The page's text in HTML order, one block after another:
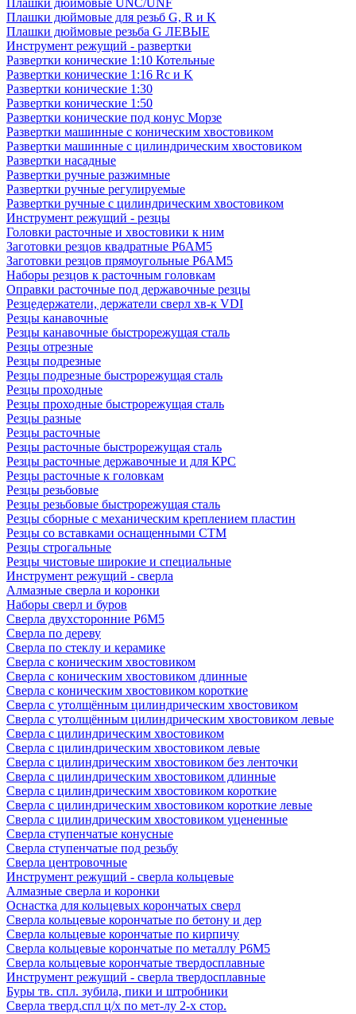
Плашки дюймовые UNC/UNF
Плашки дюймовые для резьб G, R и K
Плашки дюймовые резьба G ЛЕВЫЕ
Инструмент режущий - развертки
Развертки конические 1:10 Котельные
Развертки конические 1:16 Rc и K
Развертки конические 1:30
Развертки конические 1:50
Развертки конические под конус Морзе
Развертки машинные с коническим хвостовиком
Развертки машинные с цилиндрическим хвостовиком
Развертки насадные
Развертки ручные разжимные
Развертки ручные регулируемые
Развертки ручные с цилиндрическим хвостовиком
Инструмент режущий - резцы
Головки расточные и хвостовики к ним
Заготовки резцов квадратные Р6АМ5
Заготовки резцов прямоугольные Р6АМ5
Наборы резцов к расточным головкам
Оправки расточные под державочные резцы
Резцедержатели, держатели сверл хв-к VDI
Резцы канавочные
Резцы канавочные быстрорежущая сталь
Резцы отрезные
Резцы подрезные
Резцы подрезные быстрорежущая сталь
Резцы проходные
Резцы проходные быстрорежущая сталь
Резцы разные
Резцы расточные
Резцы расточные быстрорежущая сталь
Резцы расточные державочные и для КРС
Резцы расточные к головкам
Резцы резьбовые
Резцы резьбовые быстрорежущая сталь
Резцы сборные с механическим креплением пластин
Резцы со вставками оснащенными СТМ
Резцы строгальные
Резцы чистовые широкие и специальные
Инструмент режущий - сверла
Алмазные сверла и коронки
Наборы сверл и буров
Сверла двухсторонние Р6М5
Сверла по дереву
Сверла по стеклу и керамике
Сверла с коническим хвостовиком
Сверла с коническим хвостовиком длинные
Сверла с коническим хвостовиком короткие
Сверла с утолщённым цилиндрическим хвостовиком
Сверла с утолщённым цилиндрическим хвостовиком левые
Сверла с цилиндрическим хвостовиком
Сверла с цилиндрическим хвостовиком левые
Сверла с цилиндрическим хвостовиком без ленточки
Сверла с цилиндрическим хвостовиком длинные
Сверла с цилиндрическим хвостовиком короткие
Сверла с цилиндрическим хвостовиком короткие левые
Сверла с цилиндрическим хвостовиком уцененные
Сверла ступенчатые конусные
Сверла ступенчатые под резьбу
Сверла центровочные
Инструмент режущий - сверла кольцевые
Алмазные сверла и коронки
Оснастка для кольцевых корончатых сверл
Сверла кольцевые корончатые по бетону и дер
Сверла кольцевые корончатые по кирпичу
Сверла кольцевые корончатые по металлу Р6М5
Сверла кольцевые корончатые твердосплавные
Инструмент режущий - сверла твердосплавные
Буры тв. спл. зубила, пики и штробники
Сверла тверд.спл ц/х по мет-лу 2-х стор.